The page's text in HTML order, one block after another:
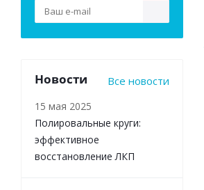
Новости Все новости
15 мая 2025
Полировальные круги:
эффективное
восстановление ЛКП